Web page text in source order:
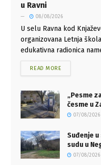
u Ravni
08/08/2026
U selu Ravna kod
organizovana Letnja
edukativna radionica
READ MORE
„Pesme
česme u
07/08/2026
Suđenje u
sudu u
07/08/2026